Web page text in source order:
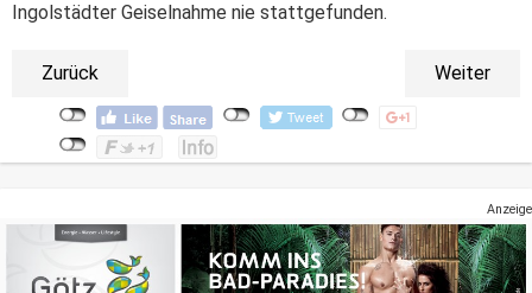
Ingolstädter Geiselnahme nie stattgefunden.
Zurück Weiter
Anzeige